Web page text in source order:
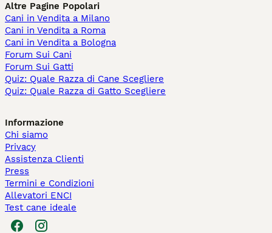
Altre Pagine Popolari
Cani in Vendita a Milano
Cani in Vendita a Roma
Cani in Vendita a Bologna
Forum Sui Cani
Forum Sui Gatti
Quiz: Quale Razza di Cane Scegliere
Quiz: Quale Razza di Gatto Scegliere
Informazione
Chi siamo
Privacy
Assistenza Clienti
Press
Termini e Condizioni
Allevatori ENCI
Test cane ideale